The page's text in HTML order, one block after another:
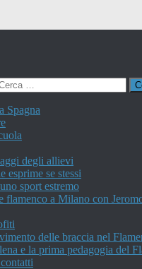
Spagna
degli allievi
esprime se stessi
sport estremo
flamenco a Milano con
delle braccia nel
e la prima pedagogia del